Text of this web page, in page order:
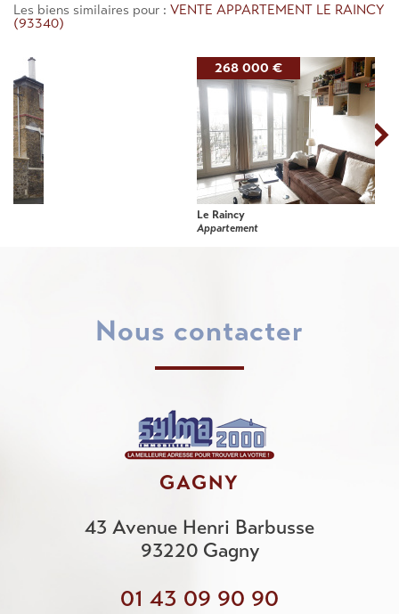
Les biens similaires pour : VENTE APPARTEMENT LE RAINCY
(93340)
nous contacter
GAGNY
43 Avenue Henri Barbusse
93220 Gagny
01 43 09 90 90